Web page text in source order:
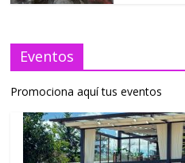
Eventos
Promociona aquí tus eventos